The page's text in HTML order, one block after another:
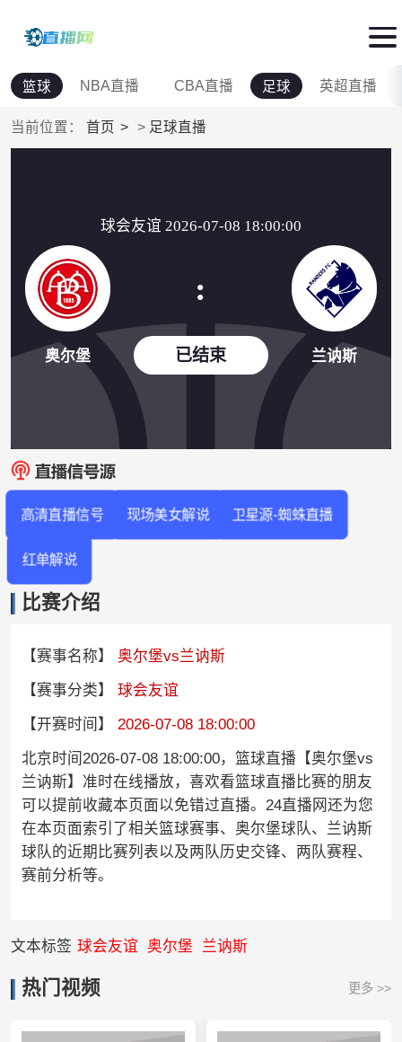
篮球 NBA直播 CBA直播 足球 英超直播
当前位置： 首页 > 足球直播
球会友谊 2026-07-08 18:00:00
奥尔堡
:
已结束 兰讷斯
高清直播信号 现场美女解说 卫星源-蜘蛛直播
红单解说
比赛介绍
【赛事名称】
奥尔堡vs兰讷斯
【赛事分类】
球会友谊
【开赛时间】
2026-07-08 18:00:00
北京时间2026-07-08 18:00:00，篮球直播【奥尔堡vs
兰讷斯】准时在线播放，喜欢看篮球直播比赛的朋友
可以提前收藏本页面以免错过直播。24直播网还为您
在本页面索引了相关篮球赛事、奥尔堡球队、兰讷斯
球队的近期比赛列表以及两队历史交锋、两队赛程、
赛前分析等。
文本标签 球会友谊 奥尔堡 兰讷斯
热门视频 更多 >>